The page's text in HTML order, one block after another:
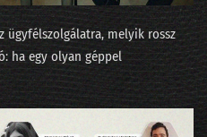
239 - Lesz-e ügynökforradalom a munkahelyeden?
nem világmodell!
237 - A K&H-s Kate mesterének az ómagyar korpusz a kedvence
választást!
ügyfélszolgálatra, melyik rossz
ha egy olyan géppel